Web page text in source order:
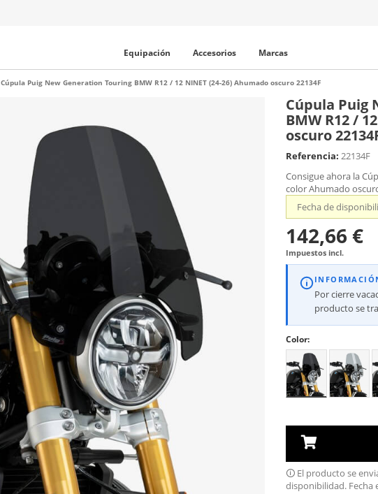
Equipación Accesorios Marcas
Cúpula Puig New Generation Touring BMW R12 / 12 NINET (24-26) Ahumado oscuro 22134F
Cúpula Puig
BMW R12 /
oscuro
Referencia: 22134F
Consigue ahora la
color Ahumado
Fecha de
142,66 €
Impuestos incl.
Por cierre
producto se
Color:
🛈 El producto se
disponibilidad. Fecha